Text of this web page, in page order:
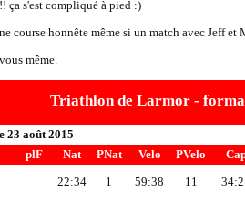
ça s'est compliqué à pied :)
course honnête même si un match avec Jeff et
même.
Triathlon de Larmor -
23 août 2015
plF Nat PNat Velo PVelo
22:34 1 59:38 11